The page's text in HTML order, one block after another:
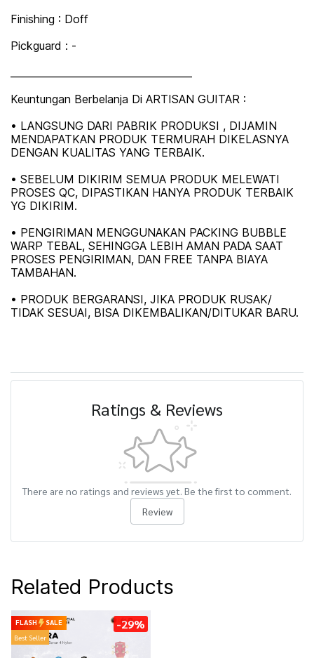
Finishing : Doff
Pickguard : -
Keuntungan Berbelanja Di ARTISAN GUITAR :
• LANGSUNG DARI PABRIK PRODUKSI , DIJAMIN
MENDAPATKAN PRODUK TERMURAH DIKELASNYA
DENGAN KUALITAS YANG TERBAIK.
• SEBELUM DIKIRIM SEMUA PRODUK MELEWATI
PROSES QC, DIPASTIKAN HANYA PRODUK TERBAIK
YG DIKIRIM.
• PENGIRIMAN MENGGUNAKAN PACKING BUBBLE
WARP TEBAL, SEHINGGA LEBIH AMAN PADA SAAT
PROSES PENGIRIMAN, DAN FREE TANPA BIAYA
TAMBAHAN.
• PRODUK BERGARANSI, JIKA PRODUK RUSAK/
TIDAK SESUAI, BISA DIKEMBALIKAN/DITUKAR BARU.
Ratings & Reviews
There are no ratings and reviews yet. Be the first to comment.
Review
Related Products
FLASH
SALE
Best Seller
-29%